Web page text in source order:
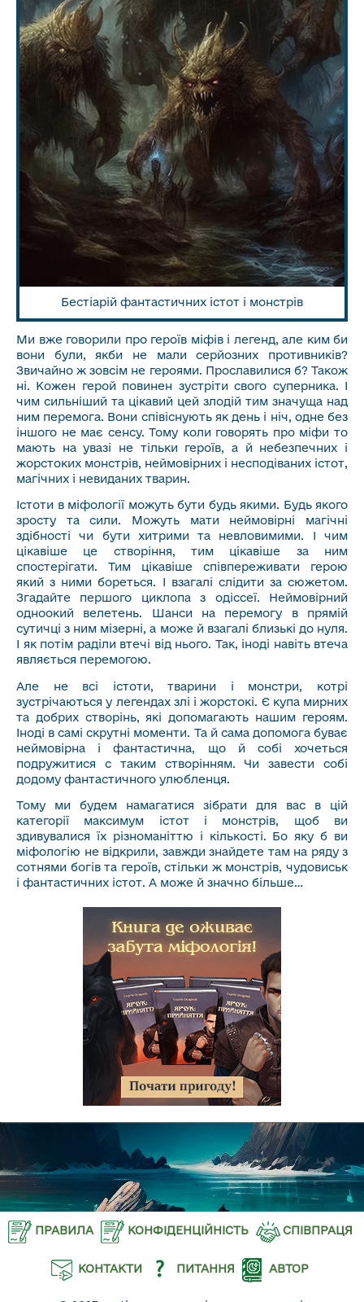
Бестіарій фантастичних істот і монстрів
Ми вже говорили про героїв міфів і легенд, але ким би
вони були, якби не мали серйозних противників?
Звичайно ж зовсім не героями. Прославилися б? Також
ні. Кожен герой повинен зустріти свого суперника. І
чим сильніший та цікавий цей злодій тим значуща над
ним перемога. Вони співіснують як день і ніч, одне без
іншого не має сенсу. Тому коли говорять про міфи то
мають на увазі не тільки героїв, а й небезпечних і
жорстоких монстрів, неймовірних і несподіваних істот,
магічних і невиданих тварин.
Істоти в міфології можуть бути будь якими. Будь якого
зросту та сили. Можуть мати неймовірні магічні
здібності чи бути хитрими та невловимими. І чим
цікавіше це створіння, тим цікавіше за ним
спостерігати. Тим цікавіше співпереживати герою
який з ними бореться. І взагалі слідити за сюжетом.
Згадайте першого циклопа з одіссеї. Неймовірний
одноокий велетень. Шанси на перемогу в прямій
сутичці з ним мізерні, а може й взагалі близькі до нуля.
І як потім раділи втечі від нього. Так, іноді навіть втеча
являється перемогою.
Але не всі істоти, тварини і монстри, котрі
зустрічаються у легендах злі і жорстокі. Є купа мирних
та добрих створінь, які допомагають нашим героям.
Іноді в самі скрутні моменти. Та й сама допомога буває
неймовірна і фантастична, що й собі хочеться
подружитися с таким створінням. Чи завести собі
додому фантастичного улюбленця.
Тому ми будем намагатися зібрати для вас в цій
категорії максимум істот і монстрів, щоб ви
здивувалися їх різноманіттю і кількості. Бо яку б ви
міфологію не відкрили, завжди знайдете там на ряду з
сотнями богів та героїв, стільки ж монстрів, чудовиськ
і фантастичних істот. А може й значно більше…
ПРАВИЛА КОНФІДЕНЦІЙНІСТЬ СПІВПРАЦЯ
КОНТАКТИ ПИТАННЯ АВТОР